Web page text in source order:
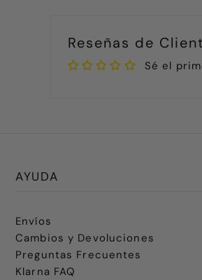
Reseñas de
Sé el
AYUDA
Envíos
Cambios y Devoluciones
Preguntas Frecuentes
Klarna FAQ